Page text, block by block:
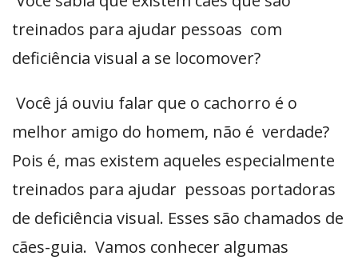
treinados para ajudar pessoas com
deficiência visual a se locomover?
Você já ouviu falar que o cachorro é o
melhor amigo do homem, não é verdade?
Pois é, mas existem aqueles especialmente
treinados para ajudar pessoas portadoras
de deficiência visual. Esses são chamados de
cães-guia. Vamos conhecer algumas